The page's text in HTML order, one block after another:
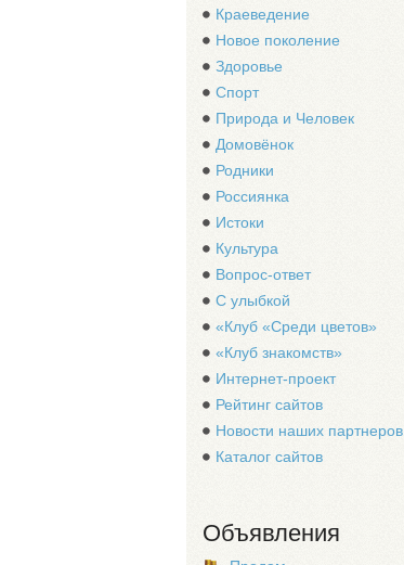
Краеведение
Новое поколение
Здоровье
Спорт
Природа и Человек
Домовёнок
Родники
Россиянка
Истоки
Культура
Вопрос-ответ
С улыбкой
«Клуб «Среди цветов»
«Клуб знакомств»
Интернет-проект
Рейтинг сайтов
Новости наших партнеров
Каталог сайтов
Объявления